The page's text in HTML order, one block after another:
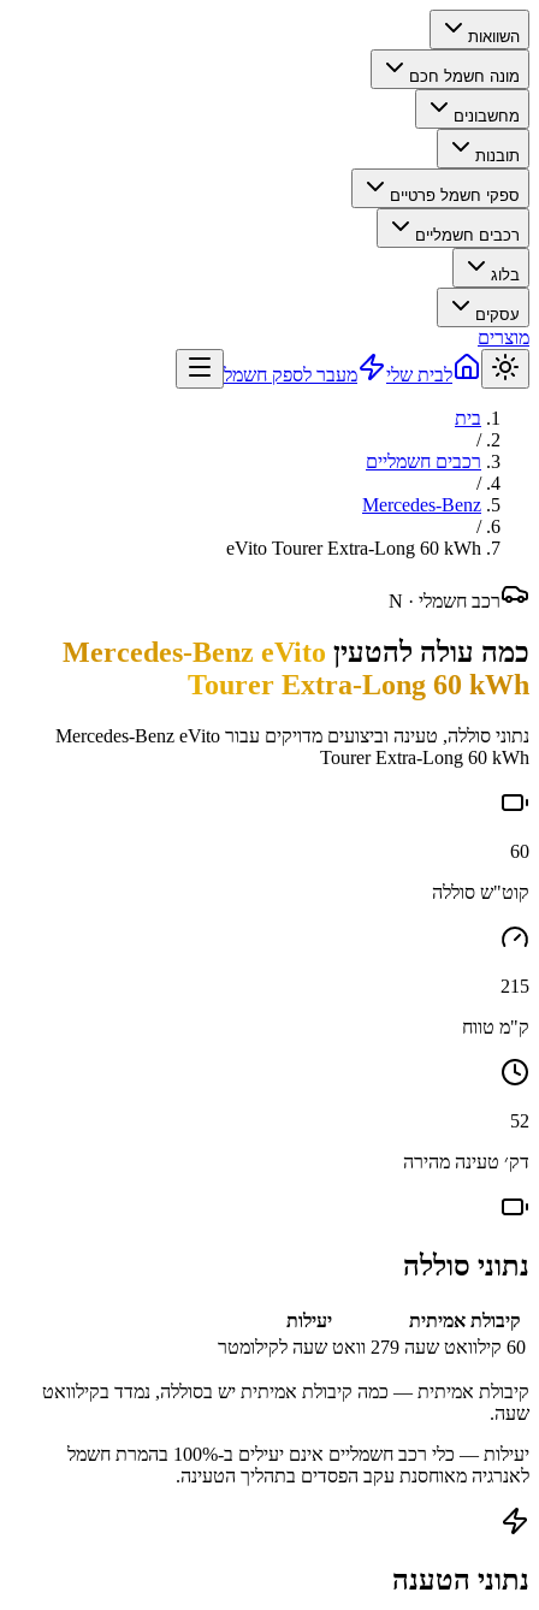
השוואות
מונה חשמל חכם
מחשבונים
תובנות
ספקי חשמל פרטיים
רכבים חשמליים
בלוג
עסקים
מוצרים
לבית שלי
מעבר לספק חשמל
בית
/
רכבים חשמליים
/
Mercedes-Benz
/
eVito Tourer Extra-Long 60 kWh
רכב חשמלי · N
כמה עולה להטעין Mercedes-Benz eVito
Tourer Extra-Long 60 kWh
נתוני סוללה, טעינה וביצועים מדויקים עבור Mercedes-Benz eVito
Tourer Extra-Long 60 kWh
60
קוט"ש סוללה
215
ק"מ טווח
52
דק׳ טעינה מהירה
נתוני סוללה
קיבולת אמיתית
יעילות
60 קילוואט שעה 279 וואט שעה לקילומטר
קיבולת אמיתית — כמה קיבולת אמיתית יש בסוללה, נמדד בקילוואט
שעה.
יעילות — כלי רכב חשמליים אינם יעילים ב-100% בהמרת חשמל
לאנרגיה מאוחסנת עקב הפסדים בתהליך הטעינה.
נתוני הטענה